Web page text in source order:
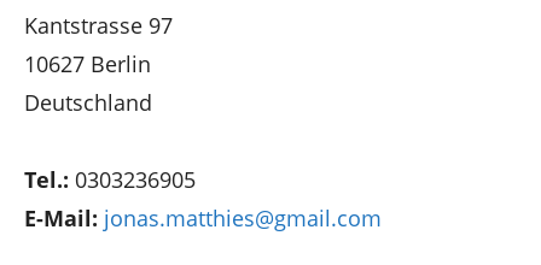
Kantstrasse 97
10627 Berlin
Deutschland
Tel.: 0303236905
E-Mail: jonas.matthies@gmail.com